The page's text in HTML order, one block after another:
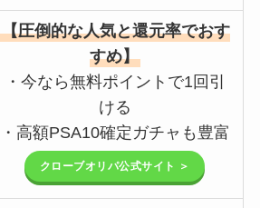
【圧倒的な人気と還元率でおす
すめ】
・今なら無料ポイントで1回引
ける
・高額PSA10確定ガチャも豊富
クローブオリパ公式サイト ＞